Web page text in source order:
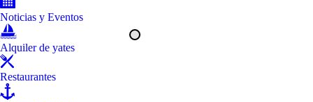
Noticias y Eventos
Alquiler de yates
Restaurantes